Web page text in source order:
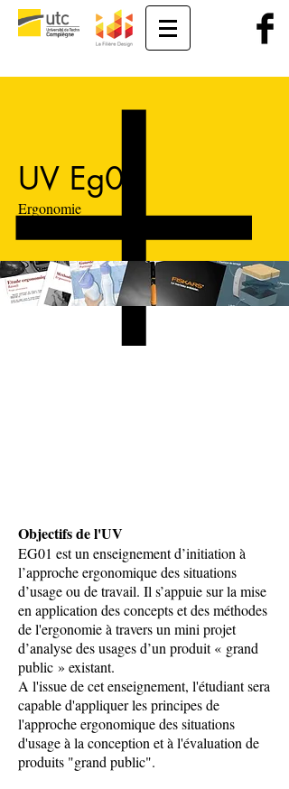
UV Eg01
Ergonomie
Objectifs de l'UV
EG01 est un enseignement d’initiation à
l’approche ergonomique des situations
d’usage ou de travail. Il s’appuie sur la mise
en application des concepts et des méthodes
de l'ergonomie à travers un mini projet
d’analyse des usages d’un produit « grand
public » existant.
A l'issue de cet enseignement, l'étudiant sera
capable d'appliquer les principes de
l'approche ergonomique des situations
d'usage à la conception et à l'évaluation de
produits "grand public".